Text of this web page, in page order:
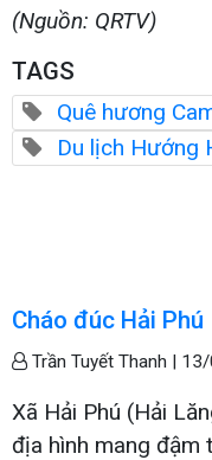
(Nguồn: QRTV)
TAGS
Quê hương
Du lịch Hướng
Cháo đúc Hải Phú
Trần Tuyết Thanh |
Xã Hải Phú (Hải
địa hình mang đậm